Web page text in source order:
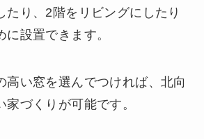
たり、2階をリビングにしたり
設置できます。
高い窓を選んでつければ、北向
家づくりが可能です。